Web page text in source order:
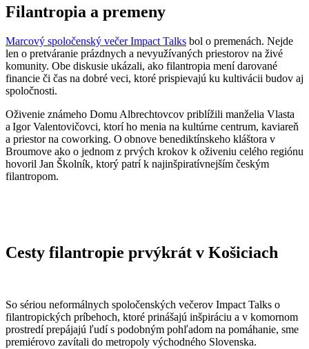
Filantropia a premeny
Marcový spoločenský večer Impact Talks bol o premenách. Nejde
len o pretváranie prázdnych a nevyužívaných priestorov na živé
komunity. Obe diskusie ukázali, ako filantropia mení darované
financie či čas na dobré veci, ktoré prispievajú ku kultivácii budov aj
spoločnosti.
Oživenie známeho Domu Albrechtovcov priblížili manželia Vlasta
a Igor Valentovičovci, ktorí ho menia na kultúrne centrum, kaviareň
a priestor na coworking. O obnove benediktínskeho kláštora v
Broumove ako o jednom z prvých krokov k oživeniu celého regiónu
hovoril Jan Školník, ktorý patrí k najinšpiratívnejším českým
filantropom.
Cesty filantropie prvýkrát v Košiciach
So sériou neformálnych spoločenských večerov Impact Talks o
filantropických príbehoch, ktoré prinášajú inšpiráciu a v komornom
prostredí prepájajú ľudí s podobným pohľadom na pomáhanie, sme
premiérovo zavítali do metropoly východného Slovenska.